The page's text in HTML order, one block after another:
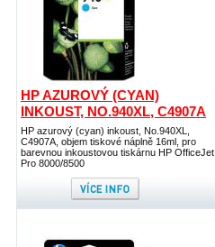
HP AZUROVÝ (CYAN)
INKOUST, NO.940XL, C4907A
HP azurový (cyan) inkoust, No.940XL,
C4907A, objem tiskové náplně 16ml, pro
barevnou inkoustovou tiskárnu HP OfficeJet
Pro 8000/8500